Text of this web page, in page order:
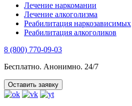
Лечение наркомании
Лечение алкоголизма
Реабилитация наркозависимых
Реабилитация алкоголиков
8 (800) 770-09-03
Бесплатно. Анонимно. 24/7
Оставить заявку